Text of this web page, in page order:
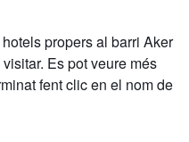
propers al barri Aker
Es pot veure més
fent clic en el nom de